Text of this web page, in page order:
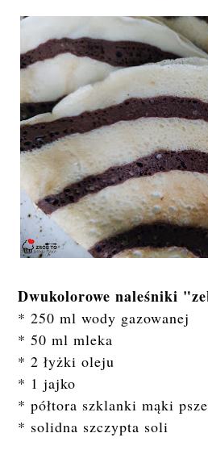
Dwukolorowe naleśniki
* 250 ml wody gazowanej
* 50 ml mleka
* 2 łyżki oleju
* 1 jajko
* półtora szklanki mąki
* solidna szczypta soli